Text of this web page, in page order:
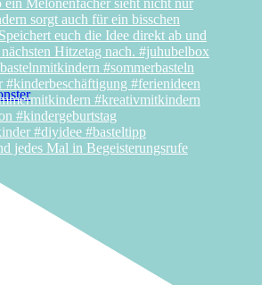
jedes Mal in Begeisterungsrufe